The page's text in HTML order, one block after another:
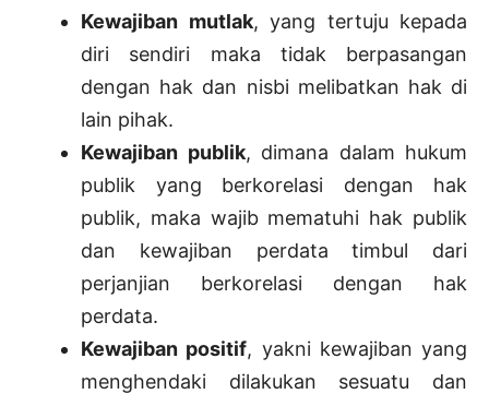
Kewajiban mutlak, yang tertuju kepada
diri sendiri maka tidak berpasangan
dengan hak dan nisbi melibatkan hak di
lain pihak.
Kewajiban publik, dimana dalam hukum
publik yang berkorelasi dengan hak
publik, maka wajib mematuhi hak publik
dan kewajiban perdata timbul dari
perjanjian berkorelasi dengan hak
perdata.
Kewajiban positif, yakni kewajiban yang
menghendaki dilakukan sesuatu dan